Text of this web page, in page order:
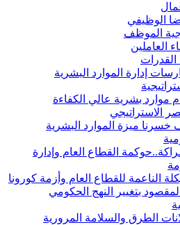
الوظيفي
الموظف
العاملين
القدرات
إدارة الموارد البشرية
موارد بشرية عالي الكفاءة
الاستراتيجي
خسرنا ميزة الموارد البشرية
القطاع العام وإدارة
الناعمة للقطاع العام وأزمة كورونا
بتغيير النهج الحكومي
الطرق والسلامة المرورية